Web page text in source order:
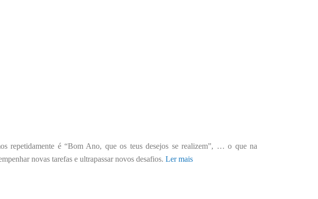
repetidamente é “Bom Ano, que os teus desejos se realizem”, … o que na
novas tarefas e ultrapassar novos desafios. Ler mais